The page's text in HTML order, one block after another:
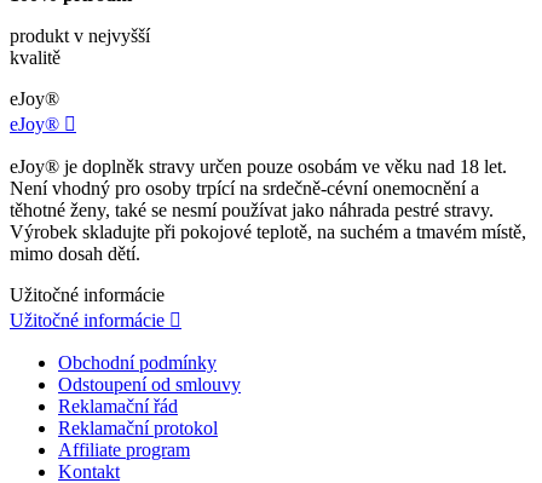
produkt v nejvyšší
kvalitě
eJoy®
eJoy® 
eJoy® je doplněk stravy určen pouze osobám ve věku nad 18 let.
Není vhodný pro osoby trpící na srdečně-cévní onemocnění a
těhotné ženy, také se nesmí používat jako náhrada pestré stravy.
Výrobek skladujte při pokojové teplotě, na suchém a tmavém místě,
mimo dosah dětí.
Užitočné informácie
Užitočné informácie 
Obchodní podmínky
Odstoupení od smlouvy
Reklamační řád
Reklamační protokol
Affiliate program
Kontakt